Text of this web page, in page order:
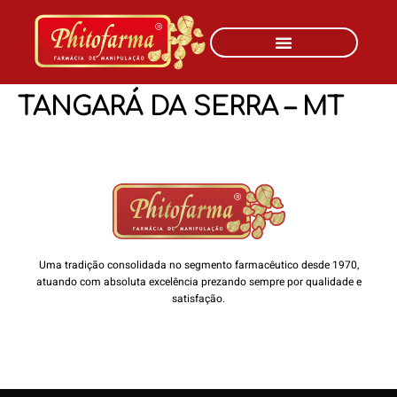
TANGARÁ DA SERRA – MT
Uma tradição consolidada no segmento farmacêutico desde 1970,
atuando com absoluta excelência prezando sempre por qualidade e
satisfação.